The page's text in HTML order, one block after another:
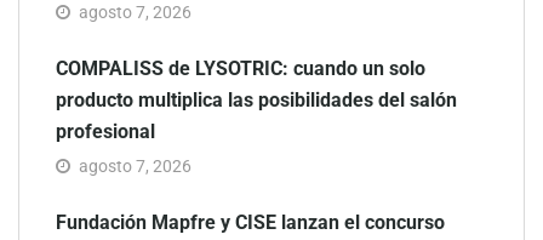
agosto 7, 2026
COMPALISS de LYSOTRIC: cuando un solo
producto multiplica las posibilidades del salón
profesional
agosto 7, 2026
Fundación Mapfre y CISE lanzan el concurso